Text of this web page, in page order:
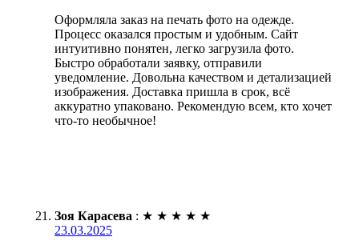
Оформляла заказ на печать фото на одежде.
Процесс оказался простым и удобным. Сайт
интуитивно понятен, легко загрузила фото.
Быстро обработали заявку, отправили
уведомление. Довольна качеством и детализацией
изображения. Доставка пришла в срок, всё
аккуратно упаковано. Рекомендую всем, кто хочет
что-то необычное!
Зоя Карасева : ★ ★ ★ ★ ★
23.03.2025